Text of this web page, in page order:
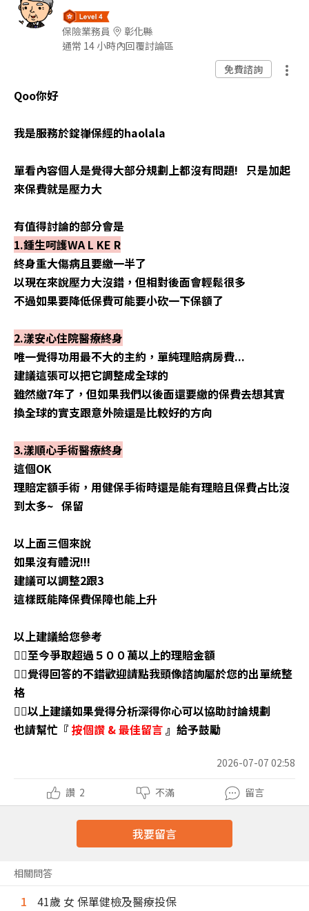
保險業務員
彰化縣
通常 14 小時內回覆討論區
免費諮詢
Qoo你好
我是服務於錠嵂保經的haolala
單看內容個人是覺得大部分規劃上都沒有問題! 只是加起
來保費就是壓力大
有值得討論的部分會是
1.鍾生呵護WA L KE R
終身重大傷病且要繳一半了
以現在來說壓力大沒錯，但相對後面會輕鬆很多
不過如果要降低保費可能要小砍一下保額了
2.漾安心住院醫療終身
唯一覺得功用最不大的主約，單純理賠病房費...
建議這張可以把它調整成全球的
雖然繳7年了，但如果我們以後面還要繳的保費去想其實
換全球的實支跟意外險還是比較好的方向
3.漾順心手術醫療終身
這個OK
理賠定額手術，用健保手術時還是能有理賠且保費占比沒
到太多~ 保留
以上面三個來說
如果沒有體況!!!
建議可以調整2跟3
這樣既能降保費保障也能上升
以上建議給您參考
👉🏼至今爭取超過５００萬以上的理賠金額
👉🏼覺得回答的不錯歡迎請點我頭像諮詢屬於您的出單統整
格
👉🏼以上建議如果覺得分析深得你心可以協助討論規劃
也請幫忙『 按個讚 &最佳留言』給予鼓勵
2026-07-07 02:58
讚 2 不滿 留言
我要留言
相關問答
1 41歲 女 保單健檢及醫療投保